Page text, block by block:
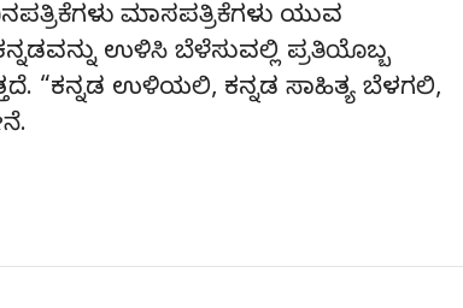
ಮಾಸಪತ್ರಿಕೆಗಳು ಯುವ
ಉಳಿಸಿ ಬೆಳೆಸುವಲ್ಲಿ ಪ್ರತಿಯೊಬ್ಬ
“ಕನ್ನಡ ಉಳಿಯಲಿ, ಕನ್ನಡ ಸಾಹಿತ್ಯ ಬೆಳಗಲಿ,